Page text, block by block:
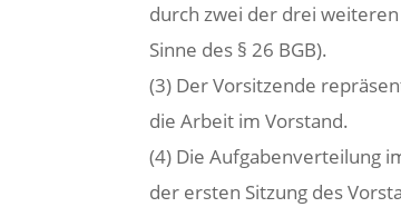
durch zwei der drei
Sinne des § 26 BGB).
(3) Der Vorsitzende
die Arbeit im Vorstand.
(4) Die Aufgabenverteilung
der ersten Sitzung des